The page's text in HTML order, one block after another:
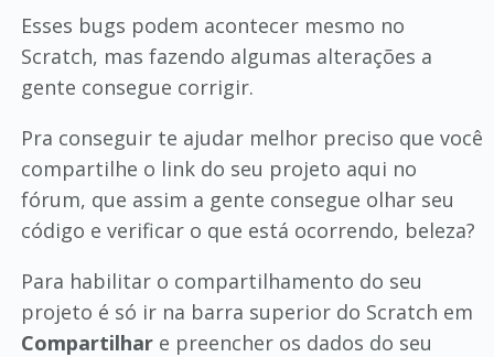
Esses bugs podem acontecer mesmo no
Scratch, mas fazendo algumas alterações a
gente consegue corrigir.
Pra conseguir te ajudar melhor preciso que você
compartilhe o link do seu projeto aqui no
fórum, que assim a gente consegue olhar seu
código e verificar o que está ocorrendo, beleza?
Para habilitar o compartilhamento do seu
projeto é só ir na barra superior do Scratch em
Compartilhare preencher os dados do seu